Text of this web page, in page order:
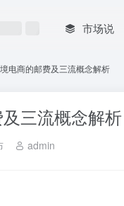
市场说
电商的邮费及三流概念解析
三流概念解析
admin